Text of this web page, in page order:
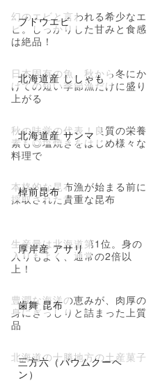
ブドウエビ
幻のエビと言われる希少なエ
ビ。しっかりした甘みと食感
は絶品！
北海道産 ししゃも
日本固有の魚。秋から冬にか
けての短い季節漁だけに盛り
上がる
北海道産 サンマ
秋の味覚の代表！良質の栄養
素も◎塩焼きをはじめ様々な
料理で
棹前昆布
本格的な昆布漁が始まる前に
採取された貴重な昆布
厚岸産 アサリ
生産量は北海道第1位。身の
入りもよく、通常の2倍以
上！
歯舞 昆布
豊潤な海洋の恵みが、肉厚の
身にぎっしりと詰まった上質
品
三方六（バウムクーヘ
ン）
北海道の十勝地方の土産菓子